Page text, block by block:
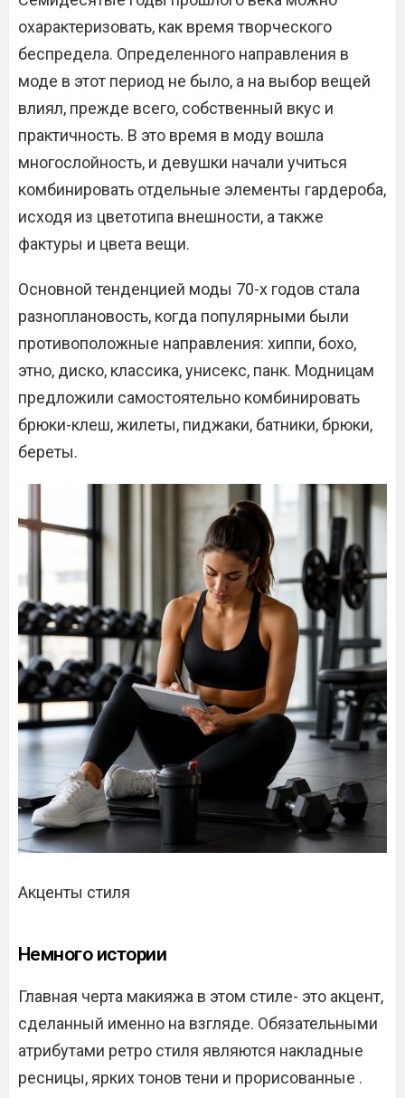
охарактеризовать, как время творческого
беспредела. Определенного направления в
моде в этот период не было, а на выбор вещей
влиял, прежде всего, собственный вкус и
практичность. В это время в моду вошла
многослойность, и девушки начали учиться
комбинировать отдельные элементы гардероба,
исходя из цветотипа внешности, а также
фактуры и цвета вещи.
Основной тенденцией моды 70-х годов стала
разноплановость, когда популярными были
противоположные направления: хиппи, бохо,
этно, диско, классика, унисекс, панк. Модницам
предложили самостоятельно комбинировать
брюки-клеш, жилеты, пиджаки, батники, брюки,
береты.
Акценты стиля
Немного истории
Главная черта макияжа в этом стиле- это акцент,
сделанный именно на взгляде. Обязательными
атрибутами ретро стиля являются накладные
ресницы, ярких тонов тени и прорисованные .